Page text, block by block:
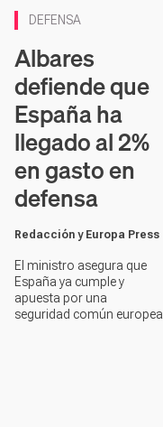
DEFENSA
Albares
defiende que
España ha
llegado al 2%
en gasto en
defensa
Redacción y Europa Press
El ministro asegura que
España ya cumple y
apuesta por una
seguridad común europea